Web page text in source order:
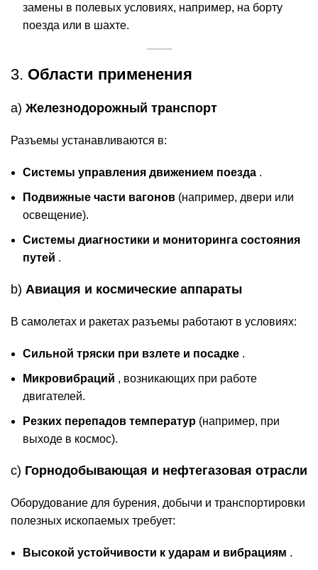
замены в полевых условиях, например, на борту
поезда или в шахте.
3. Области применения
a) Железнодорожный транспорт
Разъемы устанавливаются в:
Системы управления движением поезда .
Подвижные части вагонов (например, двери или
освещение).
Системы диагностики и мониторинга состояния
путей .
b) Авиация и космические аппараты
В самолетах и ракетах разъемы работают в условиях:
Сильной тряски при взлете и посадке .
Микровибраций , возникающих при работе
двигателей.
Резких перепадов температур (например, при
выходе в космос).
c) Горнодобывающая и нефтегазовая отрасли
Оборудование для бурения, добычи и транспортировки
полезных ископаемых требует:
Высокой устойчивости к ударам и вибрациям .